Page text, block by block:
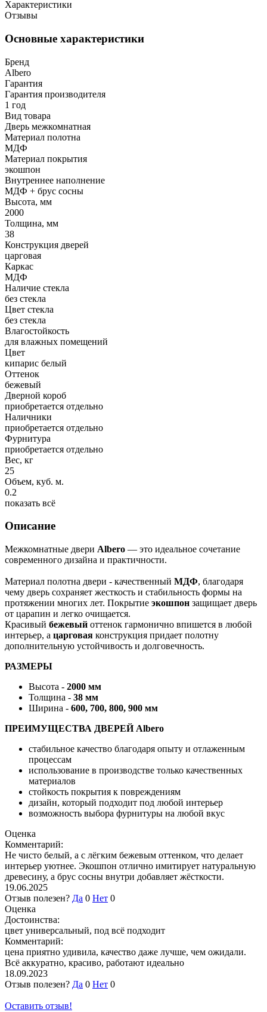
Характеристики
Отзывы
Основные характеристики
Бренд
Albero
Гарантия
Гарантия производителя
1 год
Вид товара
Дверь межкомнатная
Материал полотна
МДФ
Материал покрытия
экошпон
Внутреннее наполнение
МДФ + брус сосны
Высота, мм
2000
Толщина, мм
38
Конструкция дверей
царговая
Каркас
МДФ
Наличие стекла
без стекла
Цвет стекла
без стекла
Влагостойкость
для влажных помещений
Цвет
кипарис белый
Оттенок
бежевый
Дверной короб
приобретается отдельно
Наличники
приобретается отдельно
Фурнитура
приобретается отдельно
Вес, кг
25
Объем, куб. м.
0.2
показать всё
Описание
Межкомнатные двери Albero — это идеальное сочетание
современного дизайна и практичности.
Материал полотна двери - качественный МДФ, благодаря
чему дверь сохраняет жесткость и стабильность формы на
протяжении многих лет. Покрытие экошпон защищает дверь
от царапин и легко очищается.
Красивый бежевый оттенок гармонично впишется в любой
интерьер, а царговая конструкция придает полотну
дополнительную устойчивость и долговечность.
РАЗМЕРЫ
Высота - 2000 мм
Толщина - 38 мм
Ширина - 600, 700, 800, 900 мм
ПРЕИМУЩЕСТВА ДВЕРЕЙ Albero
стабильное качество благодаря опыту и отлаженным
процессам
использование в производстве только качественных
материалов
стойкость покрытия к повреждениям
дизайн, который подходит под любой интерьер
возможность выбора фурнитуры на любой вкус
Оценка
Комментарий:
Не чисто белый, а с лёгким бежевым оттенком, что делает
интерьер уютнее. Экошпон отлично имитирует натуральную
древесину, а брус сосны внутри добавляет жёсткости.
19.06.2025
Отзыв полезен? Да 0 Нет 0
Оценка
Достоинства:
цвет универсальный, под всё подходит
Комментарий:
цена приятно удивила, качество даже лучше, чем ожидали.
Всё аккуратно, красиво, работают идеально
18.09.2023
Отзыв полезен? Да 0 Нет 0
Оставить отзыв!